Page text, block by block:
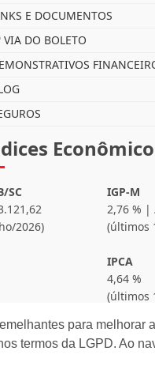
para
termos da LGPD. Ao
E DOCUMENTOS
VIA DO BOLETO
SC
2026)
IGP-M
2,76 % |
(últimos
IPCA
4,64 %
(últimos